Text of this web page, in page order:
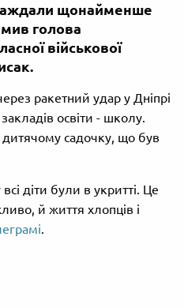
щонайменше
голова
військової
ракетний удар у Дніпрі
освіти - школу.
дитячому садочку, що був
діти були в укритті. Це
й життя хлопців і
.